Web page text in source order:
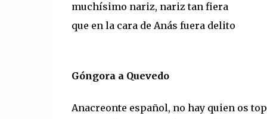
muchísimo nariz, nariz tan fiera
que en la cara de Anás fuera delito
Góngora a Quevedo
Anacreonte español, no hay quien os